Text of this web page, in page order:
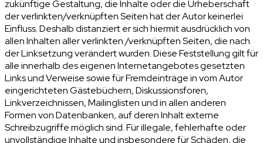
zukünftige Gestaltung, die Inhalte oder die Urheberschaft
der verlinkten/verknüpften Seiten hat der Autor keinerlei
Einfluss. Deshalb distanziert er sich hiermit ausdrücklich von
allen Inhalten aller verlinkten /verknüpften Seiten, die nach
der Linksetzung verändert wurden. Diese Feststellung gilt für
alle innerhalb des eigenen Internetangebotes gesetzten
Links und Verweise sowie für Fremdeinträge in vom Autor
eingerichteten Gästebüchern, Diskussionsforen,
Linkverzeichnissen, Mailinglisten und in allen anderen
Formen von Datenbanken, auf deren Inhalt externe
Schreibzugriffe möglich sind. Für illegale, fehlerhafte oder
unvollständige Inhalte und insbesondere für Schäden, die